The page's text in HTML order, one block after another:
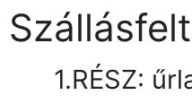
1.RÉSZ: